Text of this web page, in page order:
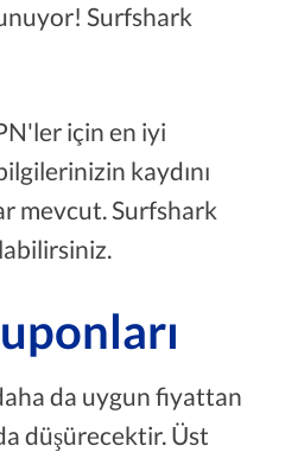
Surfshark
için en iyi
kaydını
mevcut. Surfshark
da uygun fiyattan
düşürecektir. Üst